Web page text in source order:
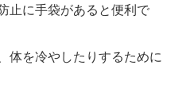
止に手袋があると便利で
体を冷やしたりするために